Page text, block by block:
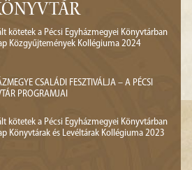
kötetek a Pécsi Egyházmegyei Könyvtárban
Közgyűjtemények Kollégiuma 2024
CSALÁDI FESZTIVÁLJA – A PÉCSI
PROGRAMJAI
kötetek a Pécsi Egyházmegyei Könyvtárban
Könyvtárak és Levéltárak Kollégiuma 2023